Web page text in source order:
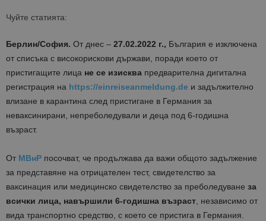
Чуйте статията:
Берлин/София. От днес – 27.02.2022 г., България е изключена
от списъка с високорискови държави, поради което от
пристигащите лица не се изисква предварителна дигитална
регистрация на https://einreiseanmeldung.de и задължително
влизане в карантина след пристигане в Германия за
неваксинирани, непреболедували и деца под 6-годишна
възраст.
От МВнР посочват, че продължава да важи общото задължение
за представяне на отрицателен тест, свидетелство за
ваксинация или медицинско свидетелство за преболедуване за
всички лица, навършили 6-годишна възраст, независимо от
вида транспортно средство, с което се пристига в Германия.